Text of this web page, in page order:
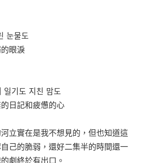
눈물도
眼淚
일기도 지친 맘도
日記和疲憊的心
立實在是我不想見的，但也知道這
己的脆弱，還好二集半的時間還一
劇終於有出口。